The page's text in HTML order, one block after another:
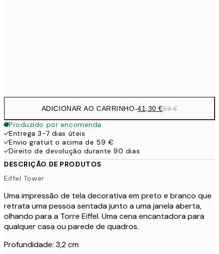
ADICIONAR AO CARRINHO-41,30 €59 €
Produzido por encomenda
Entrega 3-7 dias úteis
Envio gratuit o acima de 59 €
Direito de devolução durante 90 dias
DESCRIÇÃO DE PRODUTOS
Eiffel Tower
Uma impressão de tela decorativa em preto e branco que
retrata uma pessoa sentada junto a uma janela aberta,
olhando para a Torre Eiffel. Uma cena encantadora para
qualquer casa ou parede de quadros.
Profundidade: 3,2 cm